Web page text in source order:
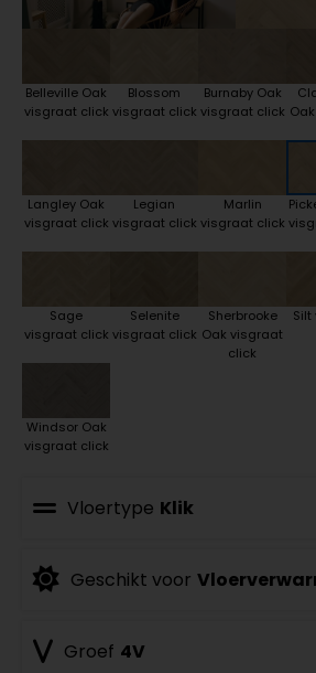
Belleville Oak
visgraat click
Blossom
visgraat click
Burnaby Oak
visgraat click
Langley Oak
visgraat click
Legian
visgraat click
Marlin
visgraat click
Sage
visgraat click
Selenite
visgraat click
Sherbrooke
Oak visgraat
click
Windsor Oak
visgraat click
Vloertype Klik
Geschikt voor
Groef 4V